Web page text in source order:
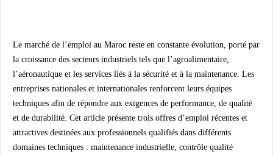
Le marché de l’emploi au Maroc reste en constante évolution, porté par
la croissance des secteurs industriels tels que l’agroalimentaire,
l’aéronautique et les services liés à la sécurité et à la maintenance. Les
entreprises nationales et internationales renforcent leurs équipes
techniques afin de répondre aux exigences de performance, de qualité
et de durabilité. Cet article présente trois offres d’emploi récentes et
attractives destinées aux professionnels qualifiés dans différents
domaines techniques : maintenance industrielle, contrôle qualité